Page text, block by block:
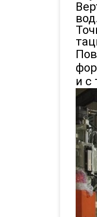
и с